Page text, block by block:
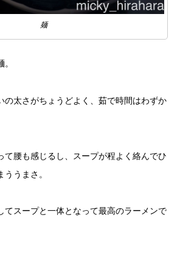
麺
の太さがちょうどよく、茹で時間はわずか
て腰も感じるし、スープが程よく絡んでひ
うまさ。
てスープと一体となって最高のラーメンで